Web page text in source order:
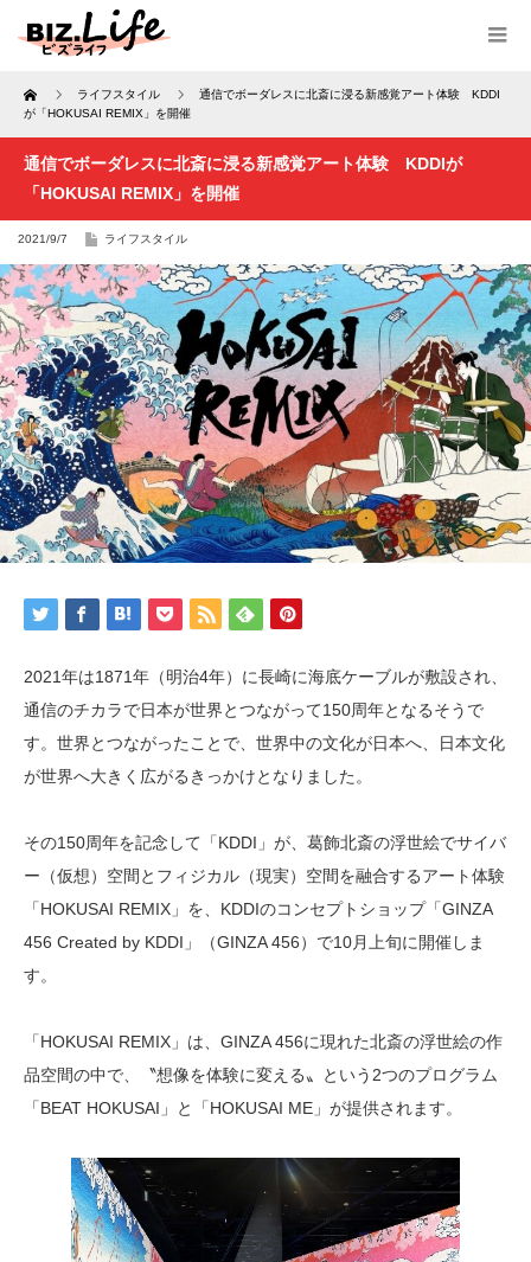
Home ライフスタイル
通信でボーダレスに北斎に浸る新感覚アート体験 KDDI
が「HOKUSAI REMIX」を開催
通信でボーダレスに北斎に浸る新感覚アート体験 KDDIが
「HOKUSAI REMIX」を開催
2021/9/7 ライフスタイル
2021年は1871年（明治4年）に長崎に海底ケーブルが敷設され、
通信のチカラで日本が世界とつながって150周年となるそうで
す。世界とつながったことで、世界中の文化が日本へ、日本文化
が世界へ大きく広がるきっかけとなりました。
その150周年を記念して「KDDI」が、葛飾北斎の浮世絵でサイバ
ー（仮想）空間とフィジカル（現実）空間を融合するアート体験
「HOKUSAI REMIX」を、KDDIのコンセプトショップ「GINZA
456 Created by KDDI」（GINZA 456）で10月上旬に開催しま
す。
「HOKUSAI REMIX」は、GINZA 456に現れた北斎の浮世絵の作
品空間の中で、〝想像を体験に変える〟という2つのプログラム
「BEAT HOKUSAI」と「HOKUSAI ME」が提供されます。